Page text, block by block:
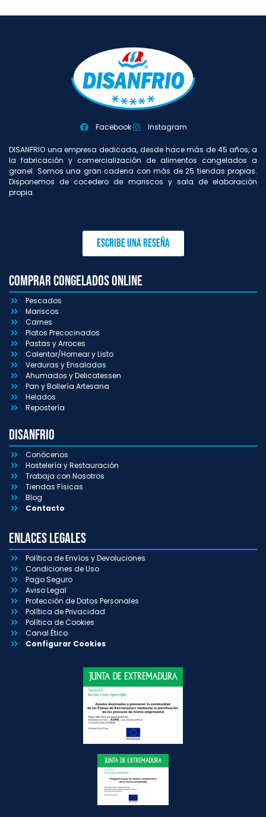
Facebook Instagram
DISANFRIO una empresa dedicada, desde hace más de 45 años, a
la fabricación y comercialización de alimentos congelados a
granel. Somos una gran cadena con más de 25 tiendas propias.
Disponemos de cocedero de mariscos y sala de elaboración
propia.
Escribe una reseña
Comprar congelados online
Pescados
Mariscos
Carnes
Platos Precocinados
Pastas y Arroces
Calentar/Hornear y Listo
Verduras y Ensaladas
Ahumados y Delicatessen
Pan y Bollería Artesana
Helados
Repostería
Disanfrio
Conócenos
Hostelería y Restauración
Trabaja con Nosotros
Tiendas Físicas
Blog
Contacto
Enlaces Legales
Política de Envíos y Devoluciones
Condiciones de Uso
Pago Seguro
Aviso Legal
Protección de Datos Personales
Política de Privacidad
Política de Cookies
Canal Ético
Configurar Cookies